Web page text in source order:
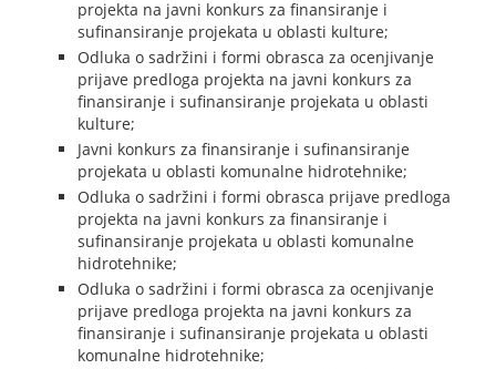
projekta na javni konkurs za finansiranje i
sufinansiranje projekata u oblasti kulture;
Odluka o sadržini i formi obrasca za ocenjivanje
prijave predloga projekta na javni konkurs za
finansiranje i sufinansiranje projekata u oblasti
kulture;
Javni konkurs za finansiranje i sufinansiranje
projekata u oblasti komunalne hidrotehnike;
Odluka o sadržini i formi obrasca prijave predloga
projekta na javni konkurs za finansiranje i
sufinansiranje projekata u oblasti komunalne
hidrotehnike;
Odluka o sadržini i formi obrasca za ocenjivanje
prijave predloga projekta na javni konkurs za
finansiranje i sufinansiranje projekata u oblasti
komunalne hidrotehnike;